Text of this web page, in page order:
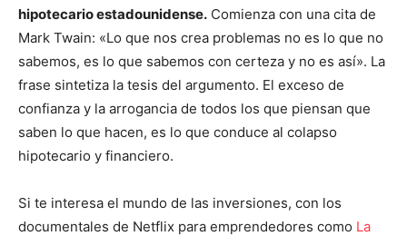
hipotecario estadounidense. Comienza con una cita de
Mark Twain: «Lo que nos crea problemas no es lo que no
sabemos, es lo que sabemos con certeza y no es así». La
frase sintetiza la tesis del argumento. El exceso de
confianza y la arrogancia de todos los que piensan que
saben lo que hacen, es lo que conduce al colapso
hipotecario y financiero.
Si te interesa el mundo de las inversiones, con los
documentales de Netflix para emprendedores como La